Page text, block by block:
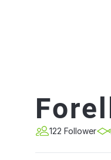
122 Follower